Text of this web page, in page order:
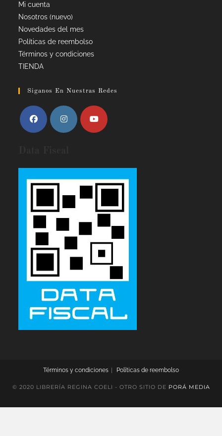
Mi cuenta
Nosotros (nuevo)
Novedades del mes
Políticas de reembolso
Términos y condiciones
TIENDA
Siganos En Nuestras Redes
Términos y condiciones Políticas de reembolso
© 2020 LIBRERÍA REGINA COELI - OTRO SITIO DE PORÁ MEDIA